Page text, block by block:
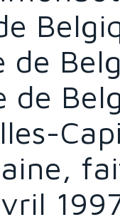
de
de